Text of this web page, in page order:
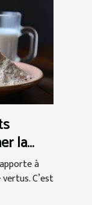
la
à
C’est